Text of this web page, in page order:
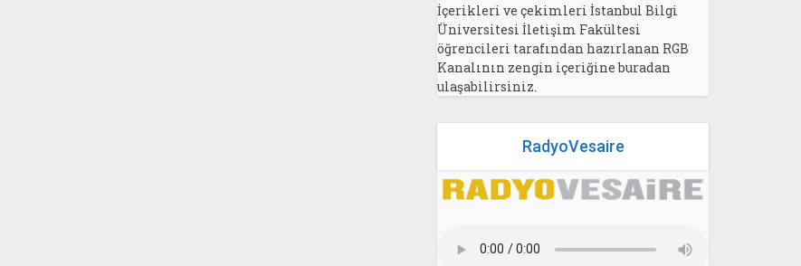
İçerikleri ve çekimleri İstanbul Bilgi
Üniversitesi İletişim Fakültesi
öğrencileri tarafından hazırlanan RGB
Kanalının zengin içeriğine buradan
ulaşabilirsiniz.
RadyoVesaire